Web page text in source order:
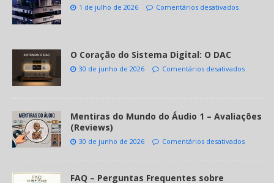
1 de julho de 2026 Comentários desativados
O Coração do Sistema Digital: O DAC
30 de junho de 2026 Comentários desativados
Mentiras do Mundo do Áudio 1 – Avaliações
(Reviews)
30 de junho de 2026 Comentários desativados
FAQ – Perguntas Frequentes sobre